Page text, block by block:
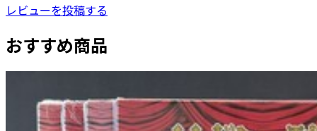
レビューを投稿する
おすすめ商品